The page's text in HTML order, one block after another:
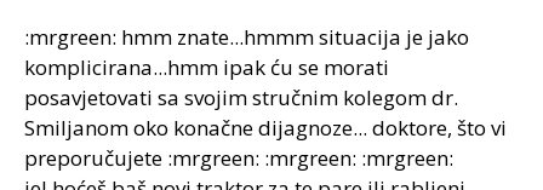
:mrgreen: hmm znate...hmmm situacija je jako
komplicirana...hmm ipak ću se morati
posavjetovati sa svojim stručnim kolegom dr.
Smiljanom oko konačne dijagnoze... doktore, što vi
preporučujete :mrgreen: :mrgreen: :mrgreen: